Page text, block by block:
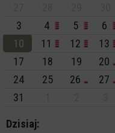
3
4 5 6
10
11 12 13
17
18 19 20
24
25 26 27
31
Dzisiaj: